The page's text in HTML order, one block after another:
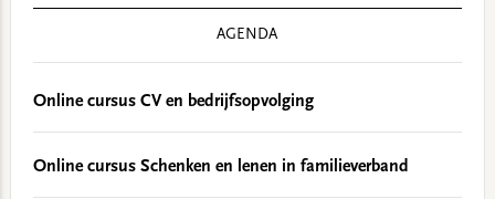
AGENDA
Online cursus CV en bedrijfsopvolging
Online cursus Schenken en lenen in familieverband